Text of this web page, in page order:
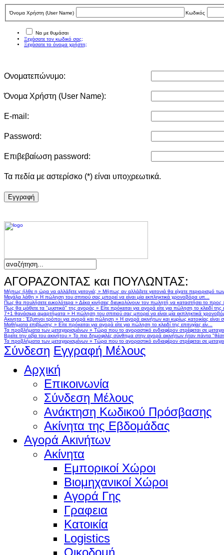
Όνομα Χρήστη (User Νame) Κωδικός
Να με θυμάσαι
Ξεχάσατε τον κωδικό σας;
Ξεχάσατε το όνομα χρήστη;
Ονοματεπώνυμο:
Όνομα Χρήστη (User Νame):
E-mail:
Password:
Επιβεβαίωση password:
Τα πεδία με αστερίσκο (*) είναι υποχρεωτικά.
Eγγραφή
ΑΓΟΡΑΖΟΝΤΑΣ και ΠΟΥΛΩΝΤΑΣ:
Μήπως ήλθε η ώρα να αλλάξετε γειτονιά; » Μήπως αν αλλάζατε γειτονιά θα είχατε περιορισμό
Μεγάλα λάθη » Η πώληση του σπιτιού σας μπορεί να είναι μία εκπληκτικά χρονοβόρα υπ...
Πως θα πουλήσετε ευκολότερα » Δέκα κινήσεις διευκολύνουν τον πωλητή να καταστήσει το
Πως θα μάθετε τα "μυστικά" της αγοράς » Είτε πρόκειται για αγορά είτε για πώληση το κλειδί της
7+1 θανάσιμα αμαρτήματα » Η πώληση του σπιτιού σας μπορεί να είναι μία εκπληκτικά
Ακινητα : Έξυπνοι τρόποι για αγορά και πώληση » Η αγορά ακινήτων και κυρίως κατοικίας
Μαθήματα επιβίωσης » Είτε πρόκειται για αγορά είτε για πώληση το κλειδί της επιτυχίας είν...
Τα προβλήματα των μεταχειρισμένων » Τώρα που το αγοραστικό ενδιαφέρον στρέφεται σε
Βρείτε την αξία του ακινήτου » Το πιο δημοφιλές σύνθημα στην αγορά ακινήτων ήταν πάντα
Τα προβλήματα των μεταχειρισμένων » Τώρα που το αγοραστικό ενδιαφέρον στρέφεται σε
Σύνδεση Εγγραφή Μέλους
Αρχική
Επικοινωνία
Σύνδεση Μέλους
Ανάκτηση Κωδικού Πρόσβασης
Ακίνητα της Εβδομάδας
Αγορά Ακινήτων
Ακίνητα
Εμπορικοί Χώροι
Βιομηχανικοί Χώροι
Αγορά Γης
Γραφεια
Κατοικία
Logistics
Οικοδομή